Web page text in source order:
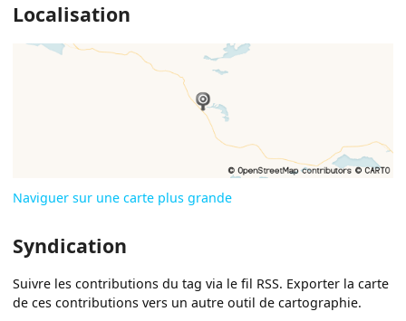
Localisation
Naviguer sur une carte plus grande
Syndication
Suivre les contributions du tag via le fil RSS. Exporter la carte
de ces contributions vers un autre outil de cartographie.